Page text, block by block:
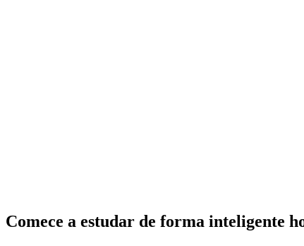
Comece a estudar de forma inteligente